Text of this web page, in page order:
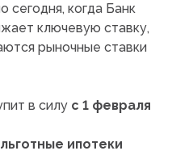
сегодня, когда Банк
ключевую ставку,
рыночные ставки
в силу с 1 февраля
ипотеки